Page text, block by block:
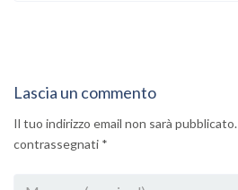
Lascia un commento
Il tuo indirizzo email non sarà pubblicato.
contrassegnati *